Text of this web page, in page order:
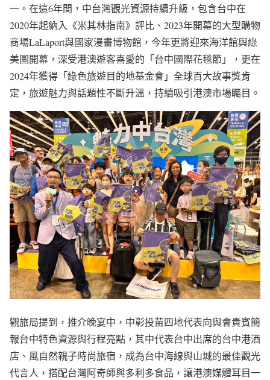
一。在這6年間，中台灣觀光資源持續升級，包含台中在
2020年起納入《米其林指南》評比、2023年開幕的大型購物
商場LaLaport與國家漫畫博物館，今年更將迎來海洋館與綠
美圖開幕，深受港澳遊客喜愛的「台中國際花毯節」，更在
2024年獲得「綠色旅遊目的地基金會」全球百大故事獎肯
定，旅遊魅力與話題性不斷升溫，持續吸引港澳市場矚目。
觀旅局提到，推介晚宴中，中彰投苗四地代表向與會貴賓簡
報台中特色資源與行程亮點，其中代表台中出席的台中港酒
店、風自然親子時尚旅宿，成為台中海線與山城的最佳觀光
代言人，搭配台灣阿奇師與多利多食品，讓港澳媒體耳目一